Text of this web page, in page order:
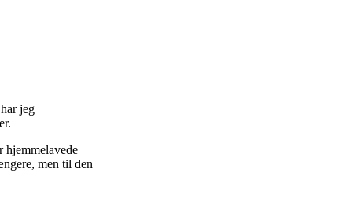
jeg
hjemmelavede
men til den